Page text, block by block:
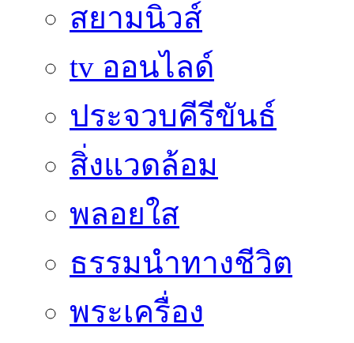
สยามนิวส์
tv ออนไลด์
ประจวบคีรีขันธ์
สิ่งแวดล้อม
พลอยใส
ธรรมนำทางชีวิต
พระเครื่อง